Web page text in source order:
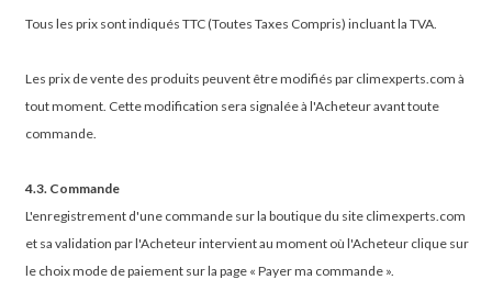
Tous les prix sont indiqués TTC (Toutes Taxes Compris) incluant la TVA.
Les prix de vente des produits peuvent être modifiés par climexperts.com à
tout moment. Cette modification sera signalée à l'Acheteur avant toute
commande.
4.3. Commande
L'enregistrement d'une commande sur la boutique du site climexperts.com
et sa validation par l'Acheteur intervient au moment où l'Acheteur clique sur
le choix mode de paiement sur la page « Payer ma commande ».